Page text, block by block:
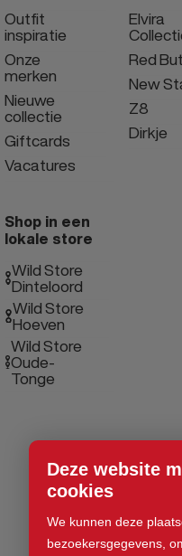
Deze website
cookies
We kunnen deze
bezoekersgegevens,
Outfit
inspiratie
Onze
merken
Nieuwe
collectie
Giftcards
Vacatures
Elvira
Red
New
Z8
Dirkje
Shop in een
lokale store
Wild Store
Dinteloord
Wild Store
Hoeven
Wild Store
Oude-
Tonge